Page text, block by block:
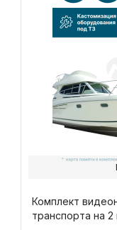
Комплект
транспорта на